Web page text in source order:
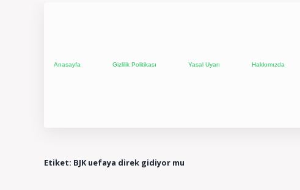
Anasayfa Gizlilik Politikası Yasal Uyarı Hakkımızda
Etiket: BJK uefaya direk gidiyor mu